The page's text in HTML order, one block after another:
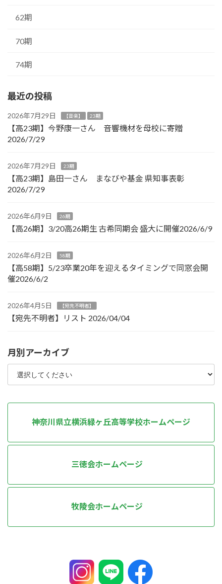
62期
70期
74期
最近の投稿
2026年7月29日 【音楽】 23期
【高23期】今野康一さん 音響機材を母校に寄贈
2026/7/29
2026年7月29日 23期
【高23期】島田一さん まなびや基金 県知事表彰
2026/7/29
2026年6月9日 26期
【高26期】3/20高26期生 古希同期会 盛大に開催2026/6/9
2026年6月2日 58期
【高58期】5/23卒業20年を迎えるタイミングで同窓会開
催2026/6/2
2026年4月5日 【宛先不明者】
【宛先不明者】リスト 2026/04/04
月別アーカイブ
神奈川県立横浜緑ヶ丘高等学校ホームページ
三徳会ホームページ
牧陵会ホームページ